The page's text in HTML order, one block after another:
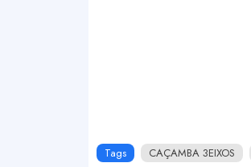
Tags CAÇAMBA 3EIXOS